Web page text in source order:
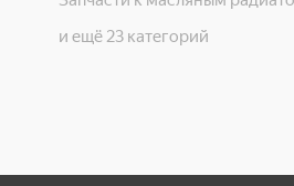
и ещё 23 категорий